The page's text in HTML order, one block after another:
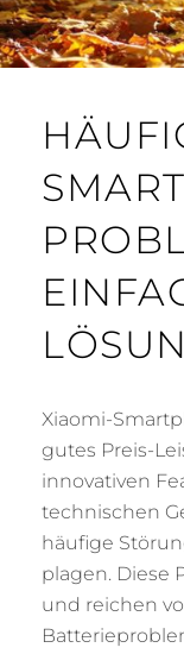
Xiaomi-
gutes Preis-
innovativen
technischen
häufige
plagen. Diese
und reichen